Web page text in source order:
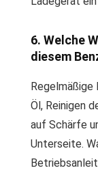
6. Welche
diesem
Öl, Reinigen
auf Schärfe
Unterseite.